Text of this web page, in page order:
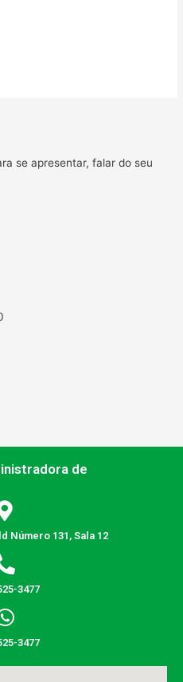
se apresentar, falar do seu
de
Número 131, Sala 12
3477
3477